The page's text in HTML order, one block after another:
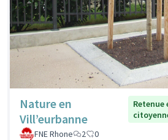
Nature en
Vill’eurbanne
Retenue
FNE Rhone
2 0